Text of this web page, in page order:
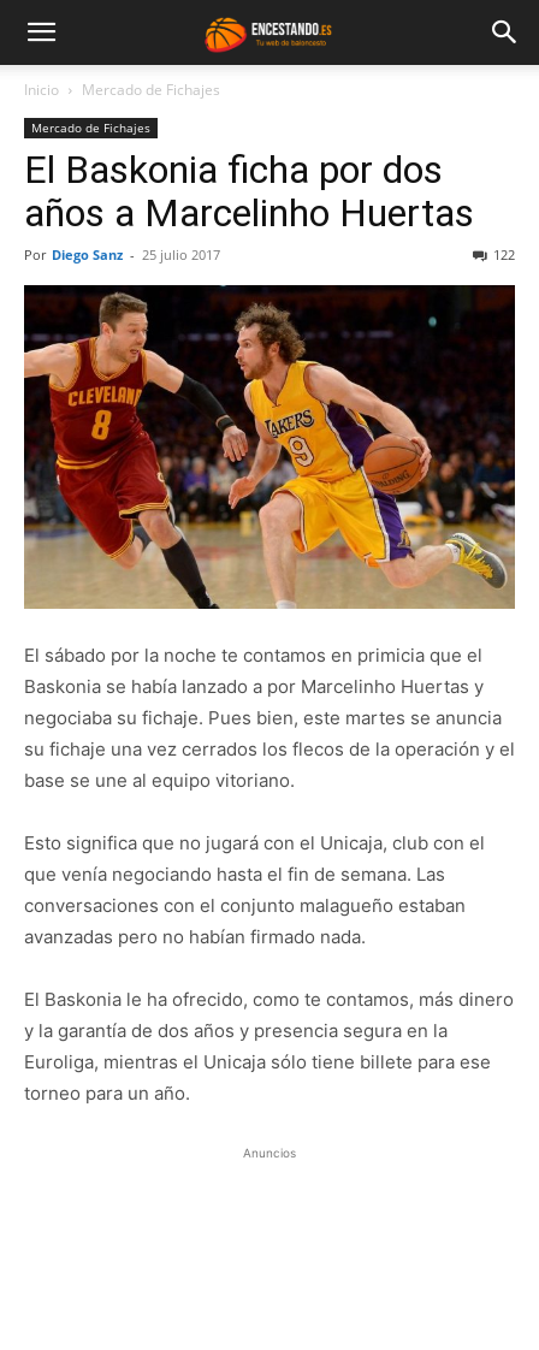
Inicio Mercado de Fichajes
Mercado de Fichajes
El Baskonia ficha por dos
años a Marcelinho Huertas
Por Diego Sanz - 25 julio 2017 122
El sábado por la noche te contamos en primicia que el
Baskonia se había lanzado a por Marcelinho Huertas y
negociaba su fichaje. Pues bien, este martes se anuncia
su fichaje una vez cerrados los flecos de la operación y el
base se une al equipo vitoriano.
Esto significa que no jugará con el Unicaja, club con el
que venía negociando hasta el fin de semana. Las
conversaciones con el conjunto malagueño estaban
avanzadas pero no habían firmado nada.
El Baskonia le ha ofrecido, como te contamos, más dinero
y la garantía de dos años y presencia segura en la
Euroliga, mientras el Unicaja sólo tiene billete para ese
torneo para un año.
Anuncios